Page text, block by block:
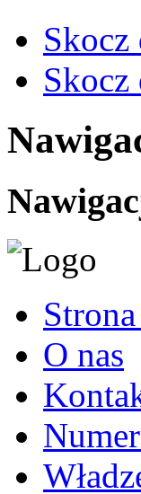
Skocz
O nas